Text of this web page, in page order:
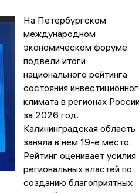
На Петербургском
международном
экономическом форуме
подвели итоги
национального рейтинга
состояния
климата в регионах
за 2026 год.
Калининградская область
заняла в нём 19-е место.
Рейтинг оценивает усилия
региональных властей по
созданию благоприятных